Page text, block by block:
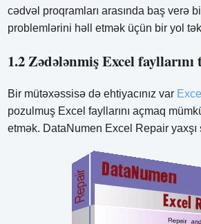
cədvəl proqramları arasında baş verə
problemlərini həll etmək üçün bir yol
1.2 Zədələnmiş Excel
Bir mütəxəssisə də ehtiyacınız var
pozulmuş Excel fayllarını açmaq
etmək. DataNumen Excel Repair yaxşı